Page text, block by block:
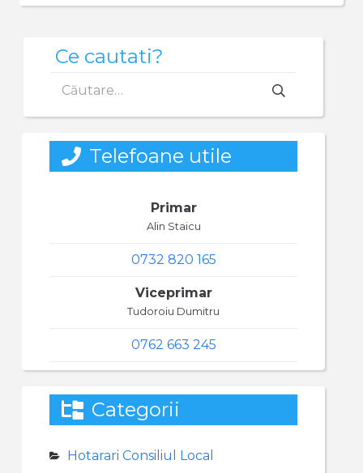
Ce cautati?
după:
Telefoane utile
Primar
Alin Staicu
0732 820 165
Viceprimar
Tudoroiu Dumitru
0762 663 245
Categorii
Hotarari Consiliul Local